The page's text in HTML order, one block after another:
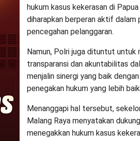
hukum kasus kekerasan di
diharapkan berperan aktif dalam
pencegahan pelanggaran.
Namun, Polri juga dituntut
transparansi dan akuntabilitas
menjalin sinergi yang baik
penegakan hukum yang lebih
Menanggapi hal tersebut,
Malang Raya menyatakan
menegakkan hukum kasus